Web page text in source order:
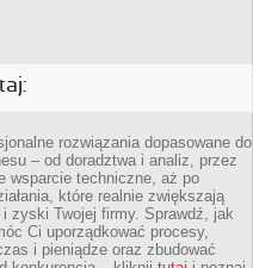
rozwiązania dopasowane do
– od doradztwa i analiz, przez
wsparcie techniczne, aż po
które realnie zwiększają
zyski Twojej firmy. Sprawdź, jak
Ci uporządkować procesy,
i pieniądze oraz zbudować